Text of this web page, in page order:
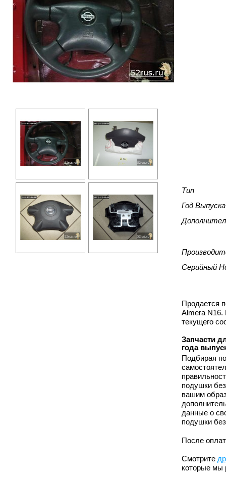
Тип
Год Выпуска
Серийный
Продается
Almera N16.
текущего
Запчасти
года
Подбирая
подушки
вашим
данные о
подушки
После
Смотрите
которые мы